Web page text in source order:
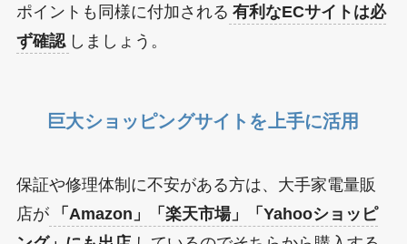
ポイントも同様に付加される 有利なECサイトは必
ず確認 しましょう。
巨大ショッピングサイトを上手に活用
保証や修理体制に不安がある方は、大手家電量販
店が
「Amazon」「楽天市場」「Yahooショッピ